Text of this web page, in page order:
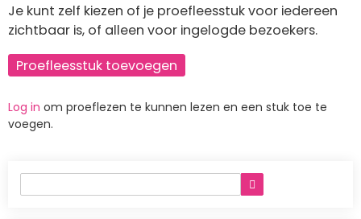
Je kunt zelf kiezen of je proefleesstuk voor iedereen
zichtbaar is, of alleen voor ingelogde bezoekers.
Proefleesstuk toevoegen
Log in om proeflezen te kunnen lezen en een stuk toe te
voegen.